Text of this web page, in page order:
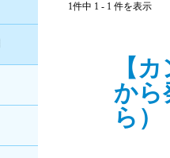
1件中 1 - 1 件を表示
【
から
ら